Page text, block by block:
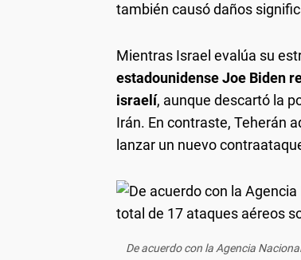
también causó daños
Mientras Israel evalúa su
estadounidense Joe Biden
israelí, aunque descartó la
Irán. En contraste, Teherán
lanzar un nuevo
De acuerdo con la Agencia